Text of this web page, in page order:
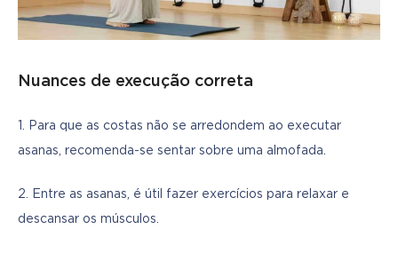
Nuances de execução correta
1. Para que as costas não se arredondem ao executar
asanas, recomenda-se sentar sobre uma almofada.
2. Entre as asanas, é útil fazer exercícios para relaxar e
descansar os músculos.